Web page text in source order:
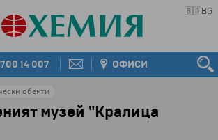
🇧🇬BG
14 007 ОФИСИ
обекти
музей "Кралица